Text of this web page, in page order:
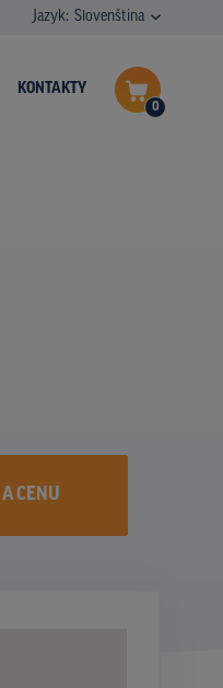
Jazyk: Slovenština
0
KONTAKTY
CENU